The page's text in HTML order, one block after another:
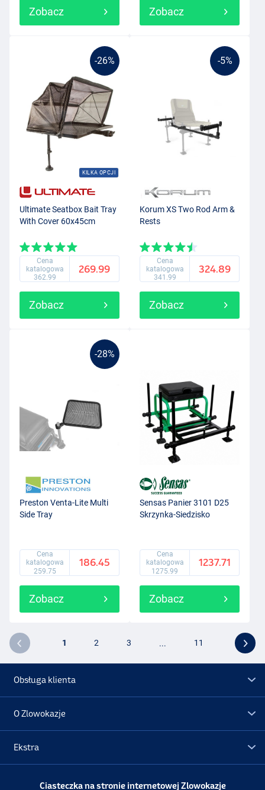
Zobacz Zobacz
-26%
KILKA OPCJI
Ultimate Seatbox Bait Tray
With Cover 60x45cm
Cena
katalogowa
362.99
269.99
Zobacz
-5%
Korum XS Two Rod Arm &
Rests
Cena
katalogowa
341.99
324.89
Zobacz
-28%
Preston Venta-Lite Multi
Side Tray
Cena
katalogowa
259.75
186.45
Zobacz
Sensas Panier 3101 D25
Skrzynka-Siedzisko
Cena
katalogowa
1275.99
1237.71
Zobacz
1 2 3 ... 11
Obsługa klienta
O Zlowokazje
Ekstra
PromocjeCiasteczka na stronie internetowej Zlowokazje